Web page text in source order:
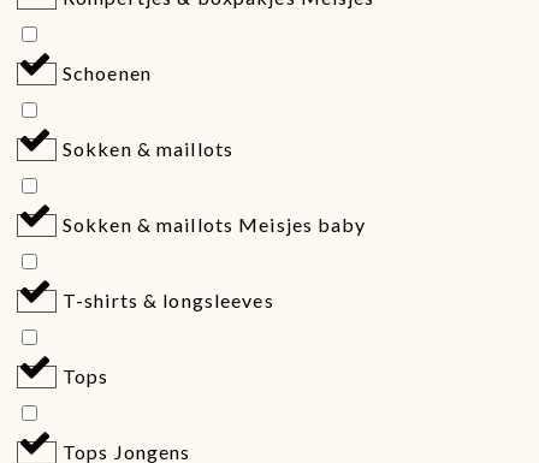
Schoenen
Sokken & maillots
Sokken & maillots Meisjes baby
T-shirts & longsleeves
Tops
Tops Jongens